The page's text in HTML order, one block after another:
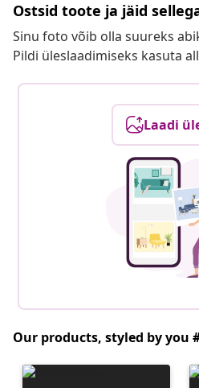
Ostsid toote ja jäid
Sinu foto võib olla suureks
Pildi üleslaadimiseks kasuta
Laadi
Our products, styled by you